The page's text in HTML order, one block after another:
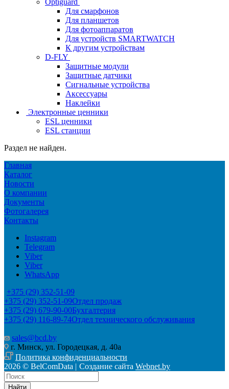
Для смарфонов
Для планшетов
Для фотоаппаратов
Для устройств SMARTWATCH
К другим устройствам
D-FLY
Защитные модули
Защитные датчики
Сигнальные устройства
Аксессуары
Наклейки
Электронные ценники
ESL ценники
ESL станции
Раздел не найден.
Главная
Каталог
Новости
О компании
Документы
Фотогалерея
Контакты
Instagram
Telegram
Viber
Viber
WhatsApp
+375 (29) 352-51-09
+375 (29) 352-51-09Отдел продаж
+375 (29) 679-90-00Бухгалтерия
+375 (29) 116-89-74Отдел технического обслуживания
sales@bcd.by
г. Минск, ул. Городецкая, д. 40а
Политика конфиденциальности
2026 © BelComData | Создание сайта Webnet.by
Найти